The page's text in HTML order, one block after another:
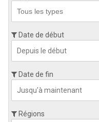
Date de début
Date de fin
Régions